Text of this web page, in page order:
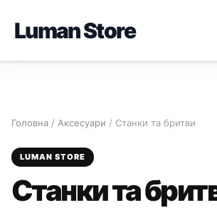
Luman Store
Головна / Аксесуари / Станки та бритви
LUMAN STORE
Станки та